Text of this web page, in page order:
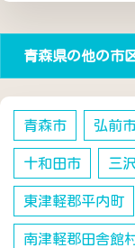
青森県の他の市
青森市 弘前
十和田市 三
東津軽郡平内町
南津軽郡田舎館